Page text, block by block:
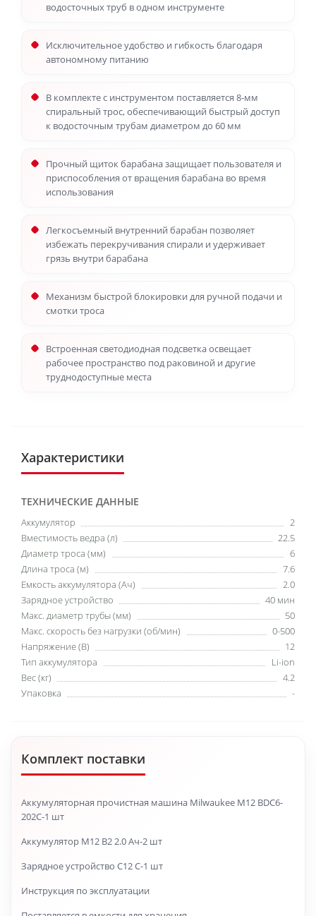
водосточных труб в одном инструменте
Исключительное удобство и гибкость благодаря
автономному питанию
В комплекте с инструментом поставляется 8-мм
спиральный трос, обеспечивающий быстрый доступ
к водосточным трубам диаметром до 60 мм
Прочный щиток барабана защищает пользователя и
приспособления от вращения барабана во время
использования
Легкосъемный внутренний барабан позволяет
избежать перекручивания спирали и удерживает
грязь внутри барабана
Механизм быстрой блокировки для ручной подачи и
смотки троса
Встроенная светодиодная подсветка освещает
рабочее пространство под раковиной и другие
труднодоступные места
Характеристики
ТЕХНИЧЕСКИЕ ДАННЫЕ
Аккумулятор
2
Вместимость ведра (л)
22.5
Диаметр троса (мм)
6
Длина троса (м)
7.6
Емкость аккумулятора (Ач)
2.0
Зарядное устройство
40 мин
Макс. диаметр трубы (мм)
50
Макс. скорость без нагрузки (об/мин)
0-500
Напряжение (В)
12
Тип аккумулятора
Li-ion
Вес (кг)
4.2
Упаковка
-
Комплект поставки
Аккумуляторная прочистная машина Milwaukee M12 BDC6-
202C-1 шт
Аккумулятор M12 B2 2.0 Ач-2 шт
Зарядное устройство C12 C-1 шт
Инструкция по эксплуатации